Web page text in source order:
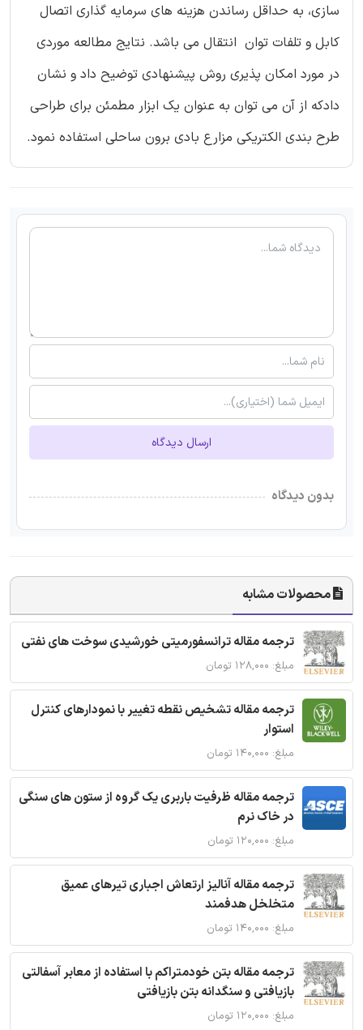
سازی، به حداقل رساندن هزینه های سرمایه گذاری اتصال
کابل و تلفات توان انتقال می باشد. نتایج مطالعه موردی
در مورد امکان پذیری روش پیشنهادی توضیح داد و نشان
دادکه از آن می توان به عنوان یک ابزار مطمئن برای طراحی
طرح بندی الکتریکی مزارع بادی برون ساحلی استفاده نمود.
ارسال دیدگاه
بدون دیدگاه
محصولات مشابه
ترجمه مقاله ترانسفورمیتی خورشیدی سوخت های نفتی
مبلغ: ۱۲۸,۰۰۰ تومان
ترجمه مقاله تشخیص نقطه تغییر با نمودارهای کنترل
استوار
مبلغ: ۱۴۰,۰۰۰ تومان
ترجمه مقاله ظرفیت باربری یک گروه از ستون های سنگی
در خاک نرم
مبلغ: ۱۲۰,۰۰۰ تومان
ترجمه مقاله آنالیز ارتعاش اجباری تیرهای عمیق
متخلخل هدفمند
مبلغ: ۱۴۰,۰۰۰ تومان
ترجمه مقاله بتن خودمتراکم با استفاده از معابر آسفالتی
بازیافتی و سنگدانه بتن بازیافتی
مبلغ: ۱۲۰,۰۰۰ تومان